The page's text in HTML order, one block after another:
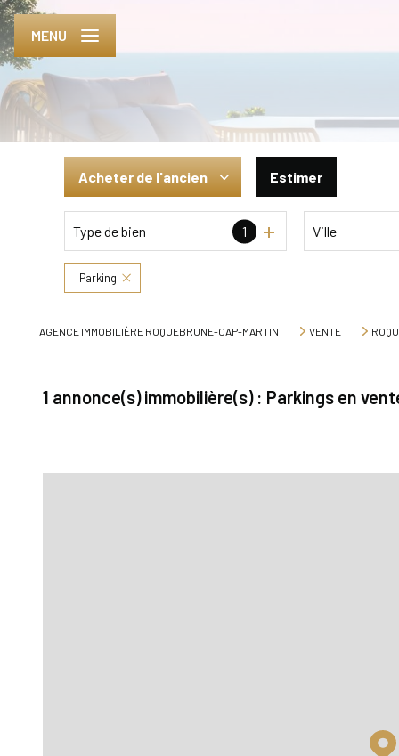
MENU
Acheter de l'ancien
De l'ancien
De l'immo pro
Estimer
Type de bien 1 Ville
Parking
AGENCE IMMOBILIÈRE ROQUEBRUNE-CAP-MARTIN VENTE
1 annonce(s) immobilière(s) : Parkings en